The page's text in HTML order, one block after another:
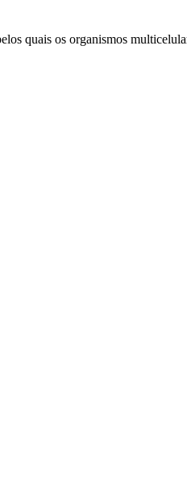
quais os organismos